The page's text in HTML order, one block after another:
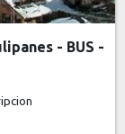
- BUS -